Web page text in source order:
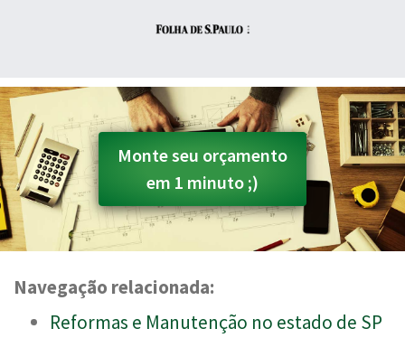
Monte seu orçamento
em 1 minuto ;)
Navegação relacionada:
Reformas e Manutenção no estado de SP